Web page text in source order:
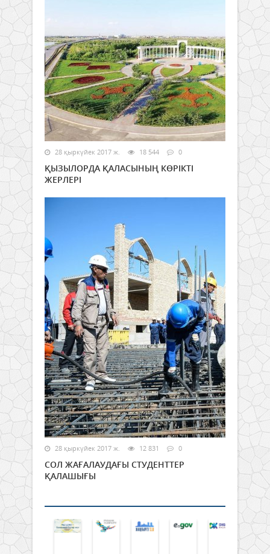
28 қыркүйек 2017 ж. 18 544 0
ҚЫЗЫЛОРДА ҚАЛАСЫНЫҢ КӨРІКТІ
ЖЕРЛЕРІ
28 қыркүйек 2017 ж. 12 831 0
СОЛ ЖАҒАЛАУДАҒЫ СТУДЕНТТЕР
ҚАЛАШЫҒЫ